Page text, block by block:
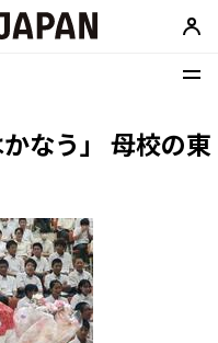
なう」 母校の東